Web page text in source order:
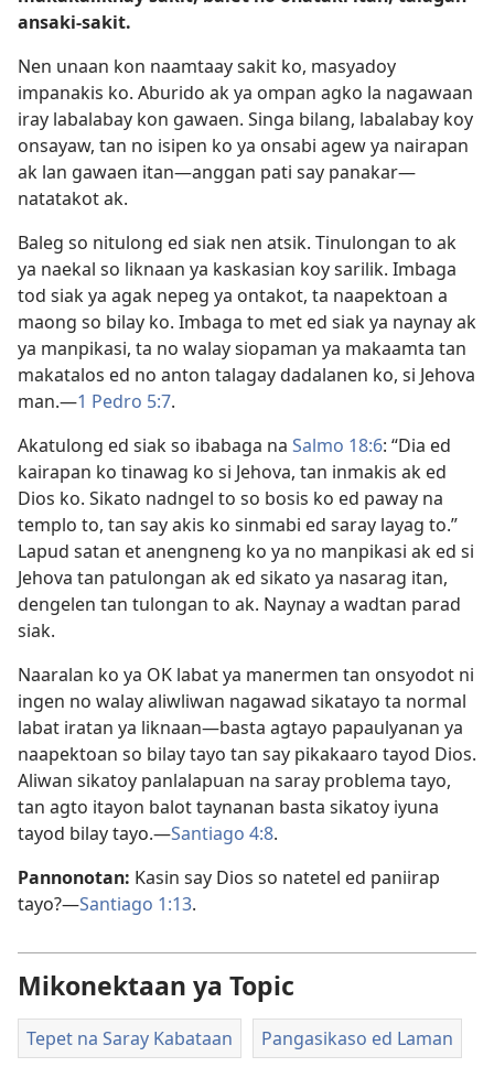
ansaki-sakit.
Nen unaan kon naamtaay sakit ko, masyadoy
impanakis ko. Aburido ak ya ompan agko la nagawaan
iray labalabay kon gawaen. Singa bilang, labalabay koy
onsayaw, tan no isipen ko ya onsabi agew ya nairapan
ak lan gawaen itan​—anggan pati say panakar—​
natatakot ak.
Baleg so nitulong ed siak nen atsik. Tinulongan to ak
ya naekal so liknaan ya kaskasian koy sarilik. Imbaga
tod siak ya agak nepeg ya ontakot, ta naapektoan a
maong so bilay ko. Imbaga to met ed siak ya naynay ak
ya manpikasi, ta no walay siopaman ya makaamta tan
makatalos ed no anton talagay dadalanen ko, si Jehova
man.​—1 Pedro 5:7.
Akatulong ed siak so ibabaga na Salmo 18:6: “Dia ed
kairapan ko tinawag ko si Jehova, tan inmakis ak ed
Dios ko. Sikato nadngel to so bosis ko ed paway na
templo to, tan say akis ko sinmabi ed saray layag to.”
Lapud satan et anengneng ko ya no manpikasi ak ed si
Jehova tan patulongan ak ed sikato ya nasarag itan,
dengelen tan tulongan to ak. Naynay a wadtan parad
siak.
Naaralan ko ya OK labat ya manermen tan onsyodot ni
ingen no walay aliwliwan nagawad sikatayo ta normal
labat iratan ya liknaan​—basta agtayo papaulyanan ya
naapektoan so bilay tayo tan say pikakaaro tayod Dios.
Aliwan sikatoy panlalapuan na saray problema tayo,
tan agto itayon balot taynanan basta sikatoy iyuna
tayod bilay tayo.​—Santiago 4:8.
Pannonotan: Kasin say Dios so natetel ed paniirap
tayo?​—Santiago 1:13.
Mikonektaan ya Topic
Tepet na Saray Kabataan Pangasikaso ed Laman